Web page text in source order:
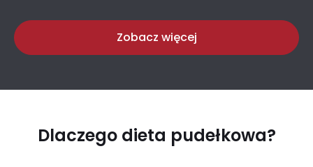
Zobacz więcej
Dlaczego dieta pudełkowa?